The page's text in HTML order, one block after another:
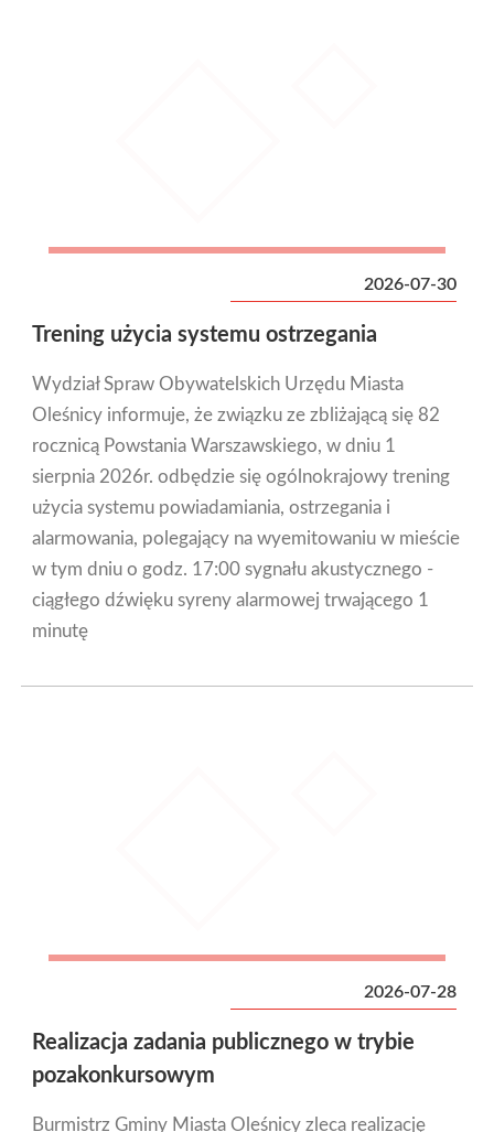
2026-07-30
Trening użycia systemu ostrzegania
Wydział Spraw Obywatelskich Urzędu Miasta
Oleśnicy informuje, że związku ze zbliżającą się 82
rocznicą Powstania Warszawskiego, w dniu 1
sierpnia 2026r. odbędzie się ogólnokrajowy trening
użycia systemu powiadamiania, ostrzegania i
alarmowania, polegający na wyemitowaniu w mieście
w tym dniu o godz. 17:00 sygnału akustycznego -
ciągłego dźwięku syreny alarmowej trwającego 1
minutę
2026-07-28
Realizacja zadania publicznego w trybie
pozakonkursowym
Burmistrz Gminy Miasta Oleśnicy zleca realizację